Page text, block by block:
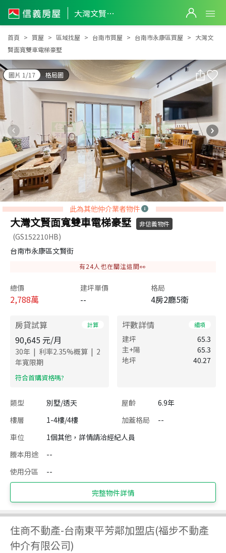
大灣文賢面寬雙車電梯豪墅
大灣文賢面寬雙車電梯豪墅
首頁 買屋 區域找屋 台南市買屋 台南市永康區買屋
大灣文
賢面寬雙車電梯豪墅
圖片 1/17 格局圖
此為其他仲介業者物件
大灣文賢面寬雙車電梯豪墅 非信義物件
(GS152210HB)
台南市永康區文賢街
有24人也在關注這間👀
總價
2,788萬
建坪單價
--
格局
4房2廳5衛
房貸試算 計算
90,645 元/月
30年 | 利率2.35%概算 | 2
年寬限期
​符合首購資格嗎?
坪數詳情 細項
建坪
65.3
主+陽
65.3
地坪
40.27
類型 別墅/透天 屋齡
6.9年
樓層
1-4樓/4樓 加蓋格局
--
車位
1個其他，詳情請洽經紀人員
謄本用途
--
使用分區
--
完整物件詳情
住商不動產-台南東平芳鄰加盟店(福步不動產
仲介有限公司)